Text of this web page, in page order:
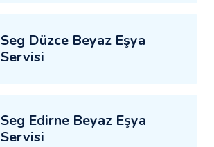
Seg Düzce Beyaz Eşya
Servisi
Seg Edirne Beyaz Eşya
Servisi